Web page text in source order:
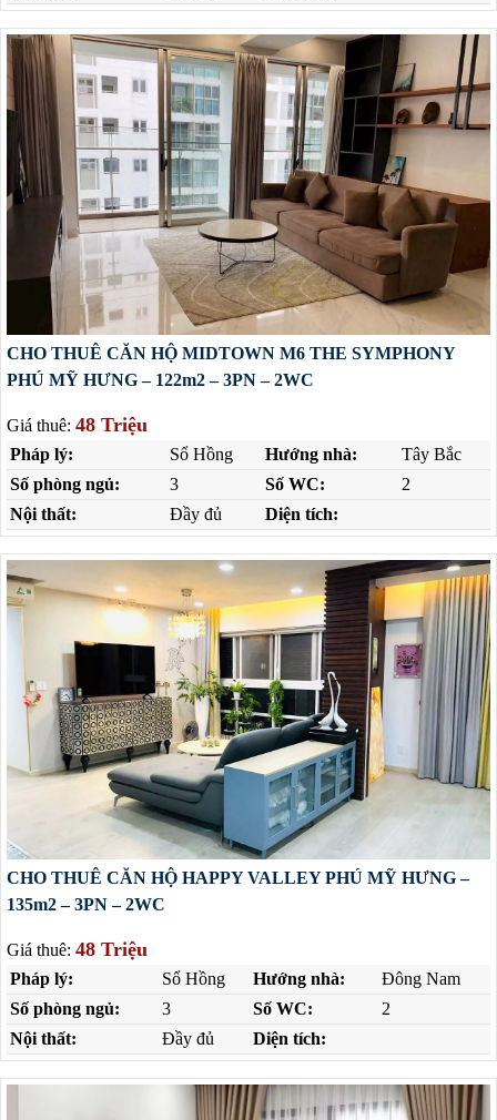
CHO THUÊ CĂN HỘ MIDTOWN M6 THE SYMPHONY
PHÚ MỸ HƯNG – 122m2 – 3PN – 2WC
Giá thuê: 48 Triệu
Pháp lý: Sổ Hồng Hướng nhà:
Tây Bắc
Số phòng ngủ:
3 Số WC:
2
Nội thất:
Đầy đủ Diện tích:
CHO THUÊ CĂN HỘ HAPPY VALLEY PHÚ MỸ HƯNG –
135m2 – 3PN – 2WC
Giá thuê: 48 Triệu
Pháp lý: Sổ Hồng Hướng nhà:
Đông Nam
Số phòng ngủ:
3 Số WC:
2
Nội thất:
Đầy đủ Diện tích: